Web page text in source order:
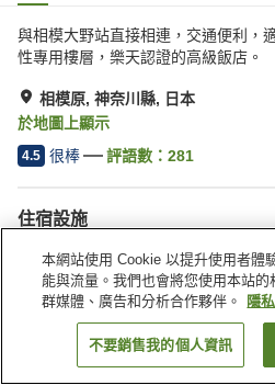
與相模大野站直接相連，交通便利，
性專用樓層，樂天認證的高級飯店。
相模原, 神奈川縣, 日本
於地圖上顯示
4.5 很棒 評語數： 281
住宿設施
無線網路
距離車站約步行 5 分鐘內
找客房
本網站使用 Cookie 以提升使用者體
能與流量。我們也會將您使用本站
群媒體、廣告和分析合作夥伴。
隱
不要銷售我的個人資訊